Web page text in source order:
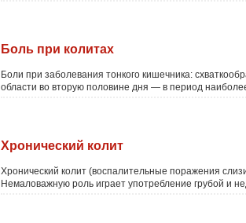
Боль при колитах
Боли при заболевания тонкого кишечника:
области во вторую половине дня — в период
Хронический колит
Хронический колит (воспалительные поражения
Немаловажную роль играет употребление грубой и